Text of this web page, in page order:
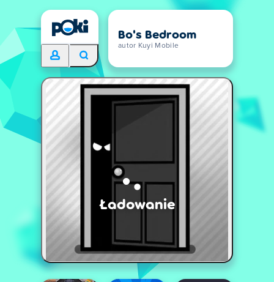
Bo's Bedroom
autor Kuyi Mobile
Ładowanie